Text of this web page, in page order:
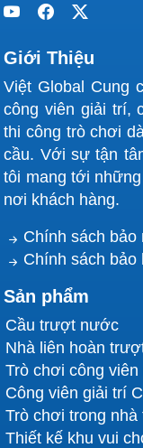
Giới Thiệu
Việt Global Cung
công viên giải trí,
thi công trò chơi
cầu. Với sự tận
tôi mang tới
nơi khách hàng.
Chính sách bảo
Chính sách bảo
Sản phẩm
Cầu trượt nước
Nhà liên hoàn
Trò chơi công
Công viên giải trí
Trò chơi trong nhà
Thiết kế khu vui